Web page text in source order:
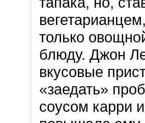
только
блюду. Джон
вкусовые
«заедать»
соусом карри